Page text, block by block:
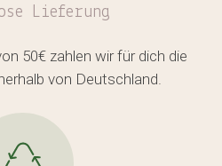
Lieferung
50€ zahlen wir für dich die
von Deutschland.